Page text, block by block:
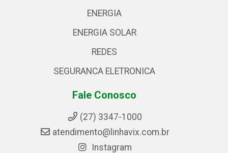
ENERGIA
ENERGIA SOLAR
REDES
SEGURANCA ELETRONICA
Fale Conosco
(27) 3347-1000
atendimento@linhavix.com.br
Instagram